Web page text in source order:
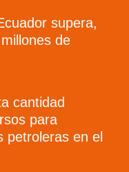
supera,
de
cantidad
para
petroleras en el